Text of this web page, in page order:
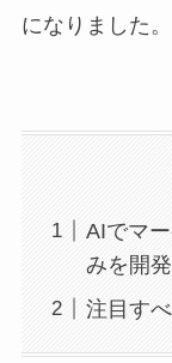
になりました。
AIでマ
みを開発
注目す